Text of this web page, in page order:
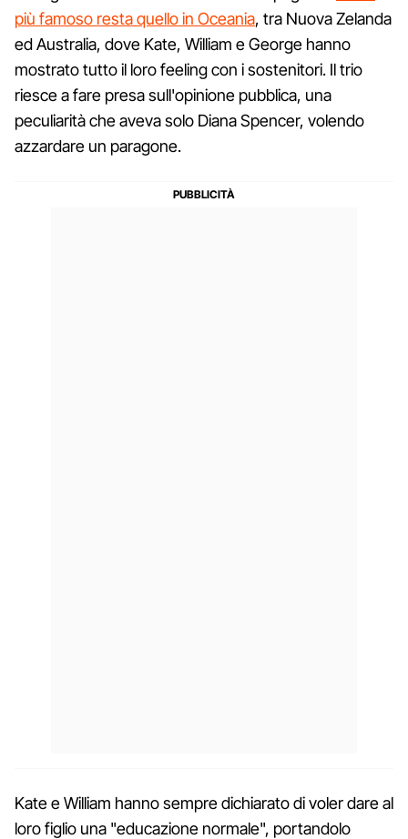
più famoso resta quello in Oceania, tra Nuova Zelanda
ed Australia, dove Kate, William e George hanno
mostrato tutto il loro feeling con i sostenitori. Il trio
riesce a fare presa sull'opinione pubblica, una
peculiarità che aveva solo Diana Spencer, volendo
azzardare un paragone.
Kate e William hanno sempre dichiarato di voler dare al
loro figlio una "educazione normale", portandolo